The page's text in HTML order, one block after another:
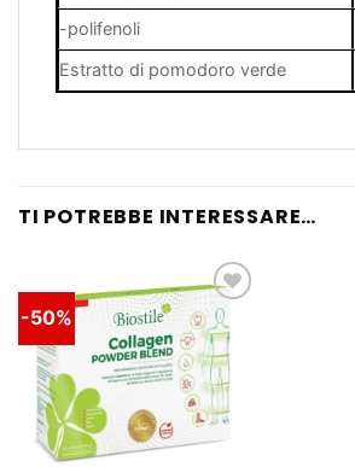
-polifenoli
Estratto di pomodoro verde
TI POTREBBE INTERESSARE…
-50%
Lista
dei
desideri